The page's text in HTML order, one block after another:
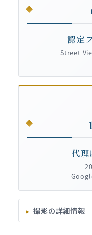
認定
Street
代理
撮影の詳細情報